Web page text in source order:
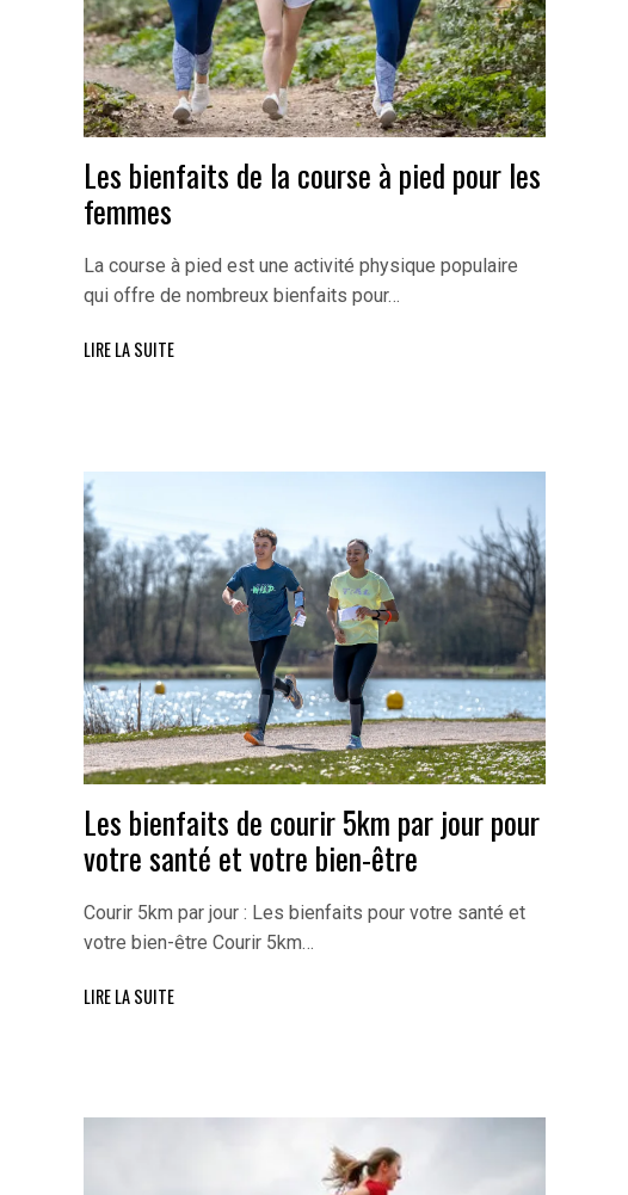
Les bienfaits de la course à pied pour les
femmes
La course à pied est une activité physique populaire
qui offre de nombreux bienfaits pour…
LIRE LA SUITE
Les bienfaits de courir 5km par jour pour
votre santé et votre bien-être
Courir 5km par jour : Les bienfaits pour votre santé et
votre bien-être Courir 5km…
LIRE LA SUITE